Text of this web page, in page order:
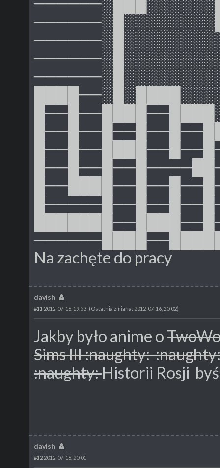
Na zachęte do pracy
davish
#11 2012-07-16, 19:53 (Ostatnia zmiana: 2012-07-16, 20:02)
Jakby było anime o
Sims III :naughty:
:naughty:Historii Rosji
davish
#12 2012-07-16, 20:01